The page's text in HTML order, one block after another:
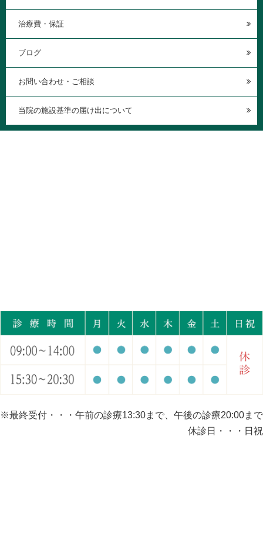
治療費・保証
ブログ
お問い合わせ・ご相談
当院の施設基準の届け出について
※最終受付・・・午前の診療13:30まで、午後の診療20:00まで
休診日・・・日祝